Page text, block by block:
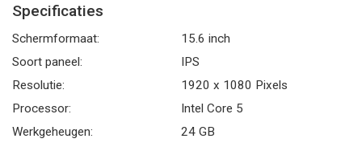
Specificaties
Schermformaat:
15.6 inch
Soort paneel:
IPS
Resolutie:
1920 x 1080 Pixels
Processor:
Intel Core 5
Werkgeheugen:
24 GB